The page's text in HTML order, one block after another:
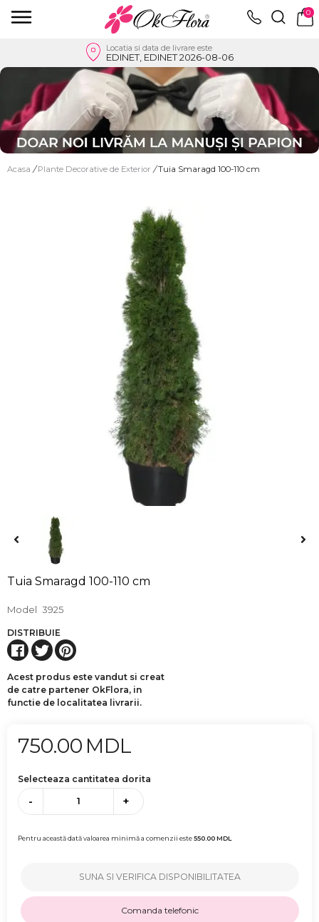
0
Locatia si data de livrare este
EDINET, EDINET 2026-08-06
Acasa / Plante Decorative de Exterior / Tuia Smaragd 100-110 cm
Tuia Smaragd 100-110 cm
Model 3925
DISTRIBUIE
Acest produs este vandut si creat
de catre partener OkFlora, in
functie de localitatea livrarii.
750.00 MDL
Selecteaza cantitatea dorita
- +
Pentru această dată valoarea minimă a comenzii este550.00MDL
SUNA SI VERIFICA DISPONIBILITATEA
Comanda telefonic